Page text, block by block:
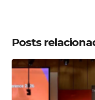
Posts